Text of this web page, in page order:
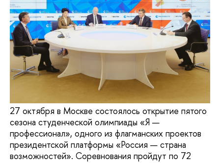
27 октября в Москве состоялось открытие пятого
сезона студенческой олимпиады «Я —
профессионал», одного из флагманских проектов
президентской платформы «Россия — страна
возможностей». Соревнования пройдут по 72